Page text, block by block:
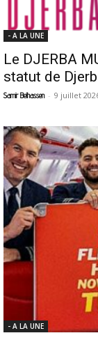
- A LA UNE
Le DJERBA
statut de
Samir Belhassen - 9 juillet
- A LA UNE